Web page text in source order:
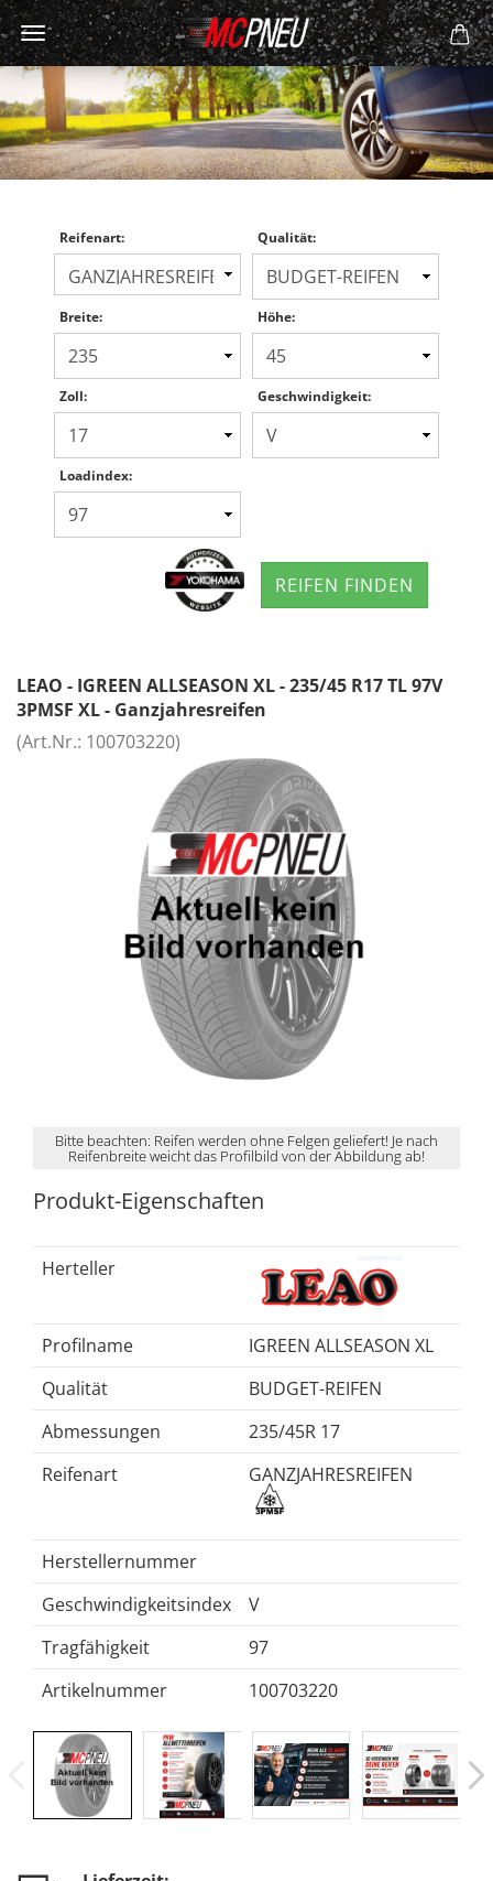
Reifenart: Qualität:
Breite: Höhe:
Zoll: Geschwindigkeit:
Loadindex:
REIFEN FINDEN
LEAO - IGREEN ALLSEASON XL - 235/45 R17 TL 97V
3PMSF XL - Ganzjahresreifen
(Art.Nr.: 100703220)
Bitte beachten: Reifen werden ohne Felgen geliefert! Je nach
Reifenbreite weicht das Profilbild von der Abbildung ab!
Produkt-Eigenschaften
Herteller
Profilname
IGREEN ALLSEASON XL
Qualität
BUDGET-REIFEN
Abmessungen
235/45R 17
Reifenart
GANZJAHRESREIFEN
Herstellernummer
Geschwindigkeitsindex
V
Tragfähigkeit
97
Artikelnummer
100703220